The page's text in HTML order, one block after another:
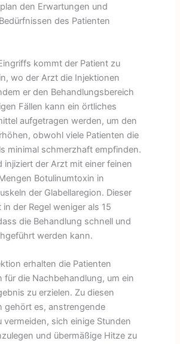
den Erwartungen und
des Patienten
kommt der Patient zu
wo der Arzt die Injektionen
er den Behandlungsbereich
Fällen kann ein örtliches
aufgetragen werden, um den
obwohl viele Patienten die
minimal schmerzhaft empfinden.
injiziert der Arzt mit einer feinen
Botulinumtoxin in
der Glabellaregion. Dieser
der Regel weniger als 15
die Behandlung schnell und
werden kann.
erhalten die Patienten
für die Nachbehandlung, um ein
zu erzielen. Zu diesen
gehört es, anstrengende
vermeiden, sich einige Stunden
und übermäßige Hitze zu